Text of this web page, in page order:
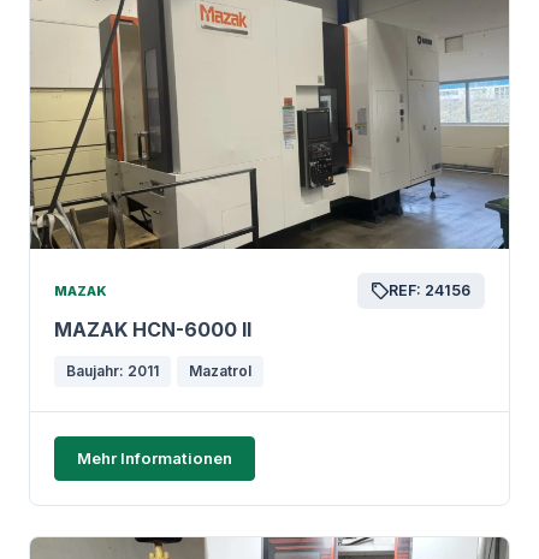
MAZAK REF: 24156
MAZAK HCN-6000 II
Baujahr: 2011 Mazatrol
Mehr Informationen